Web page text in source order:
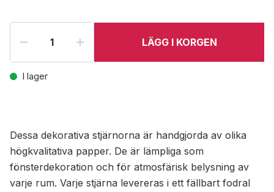
LÄGG I KORGEN
I lager
Dessa dekorativa stjärnorna är handgjorda av olika
högkvalitativa papper. De är lämpliga som
fönsterdekoration och för atmosfärisk belysning av
varje rum. Varje stjärna levereras i ett fällbart fodral